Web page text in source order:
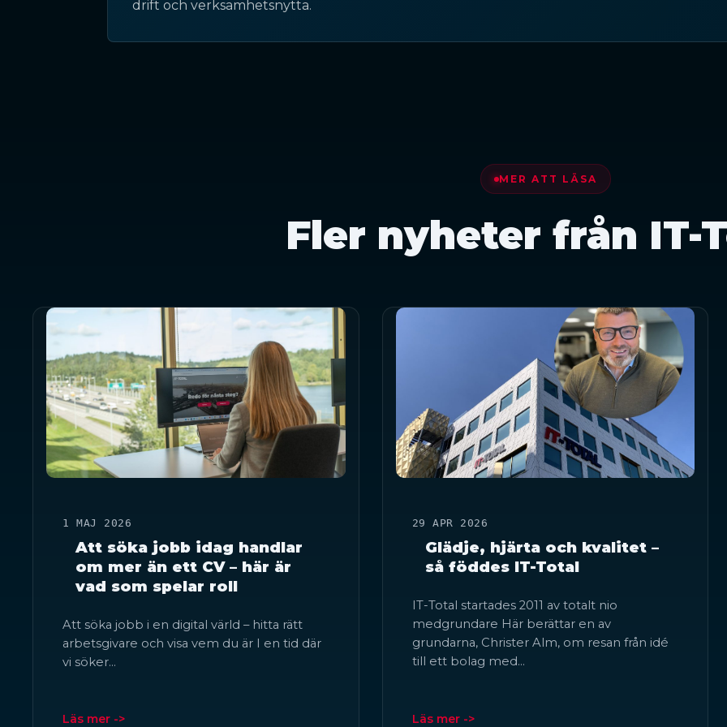
drift och verksamhetsnytta.
MER ATT LÄSA
Fler nyheter från IT-
1 MAJ 2026
Att söka jobb idag handlar
om mer än ett CV – här är
vad som spelar roll
Att söka jobb i en digital värld – hitta rätt
arbetsgivare och visa vem du är I en tid där
vi söker…
Läs mer ->
29 APR 2026
Glädje, hjärta och kvalitet –
så föddes IT-Total
IT-Total startades 2011 av totalt nio
medgrundare Här berättar en av
grundarna, Christer Alm, om resan från idé
till ett bolag med…
Läs mer ->